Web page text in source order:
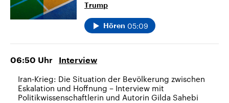
Trump
Hören 05:09
06:50 Uhr Interview
Iran-Krieg: Die Situation der Bevölkerung zwischen
Eskalation und Hoffnung – Interview mit
Politikwissenschaftlerin und Autorin Gilda Sahebi